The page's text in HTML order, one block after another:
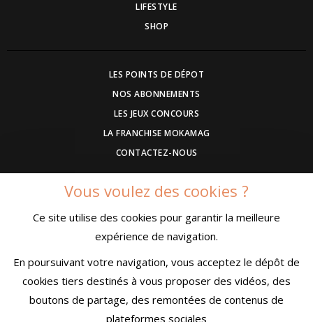
LIFESTYLE
SHOP
LES POINTS DE DÉPOT
NOS ABONNEMENTS
LES JEUX CONCOURS
LA FRANCHISE MOKAMAG
CONTACTEZ-NOUS
COMMUNIQUEZ UN EVENEMENT
CONDITIONS GÉNÉRALES DE VENTE
MENTIONS LÉGALES
CONFIDENTIALITÉ
Vous voulez des cookies ?
Ce site utilise des cookies pour garantir la meilleure
expérience de navigation.
En poursuivant votre navigation, vous acceptez le dépôt de
cookies tiers destinés à vous proposer des vidéos, des
boutons de partage, des remontées de contenus de
plateformes sociales